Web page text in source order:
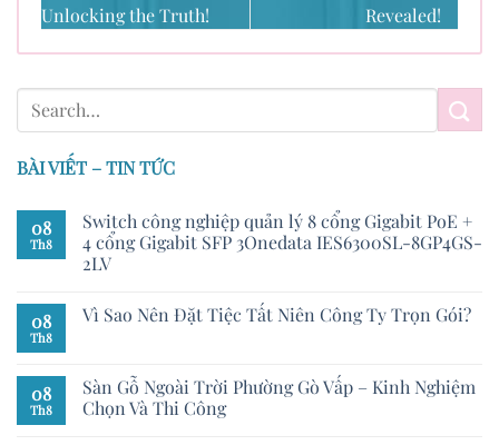
Unlocking the Truth!
Revealed!
BÀI VIẾT – TIN TỨC
08
Th8
Switch công nghiệp quản lý 8 cổng Gigabit PoE +
4 cổng Gigabit SFP 3Onedata IES6300SL-8GP4GS-
2LV
08
Th8
Vì Sao Nên Đặt Tiệc Tất Niên Công Ty Trọn Gói?
08
Th8
Sàn Gỗ Ngoài Trời Phường Gò Vấp – Kinh Nghiệm
Chọn Và Thi Công